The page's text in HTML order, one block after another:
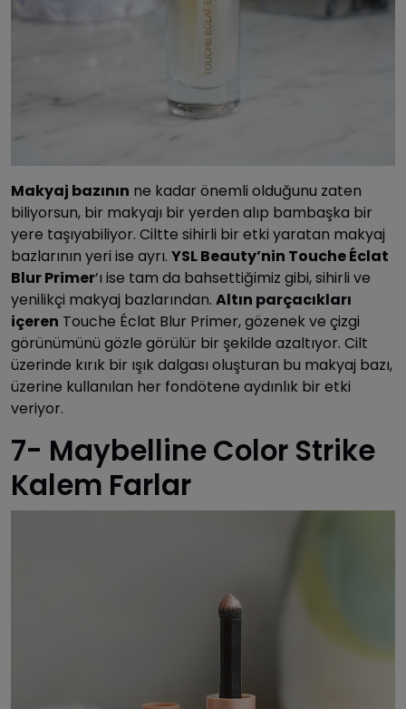
Makyaj bazının ne kadar önemli olduğunu zaten
biliyorsun, bir makyajı bir yerden alıp bambaşka bir
yere taşıyabiliyor. Ciltte sihirli bir etki yaratan makyaj
bazlarının yeri ise ayrı. YSL Beauty’nin Touche Éclat
Blur Primer’ı ise tam da bahsettiğimiz gibi, sihirli ve
yenilikçi makyaj bazlarından. Altın parçacıkları
içeren Touche Éclat Blur Primer, gözenek ve çizgi
görünümünü gözle görülür bir şekilde azaltıyor. Cilt
üzerinde kırık bir ışık dalgası oluşturan bu makyaj bazı,
üzerine kullanılan her fondötene aydınlık bir etki
veriyor.
7- Maybelline Color Strike
Kalem Farlar